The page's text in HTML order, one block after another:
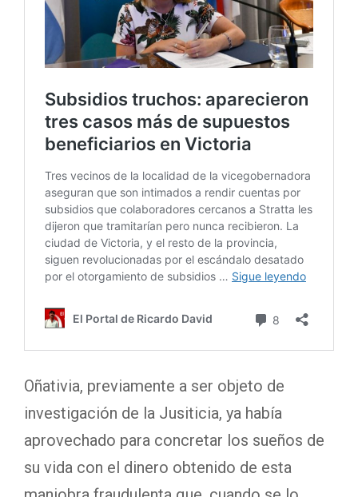
Oñativia, previamente a ser objeto de
investigación de la Jusiticia, ya había
aprovechado para concretar los sueños de
su vida con el dinero obtenido de esta